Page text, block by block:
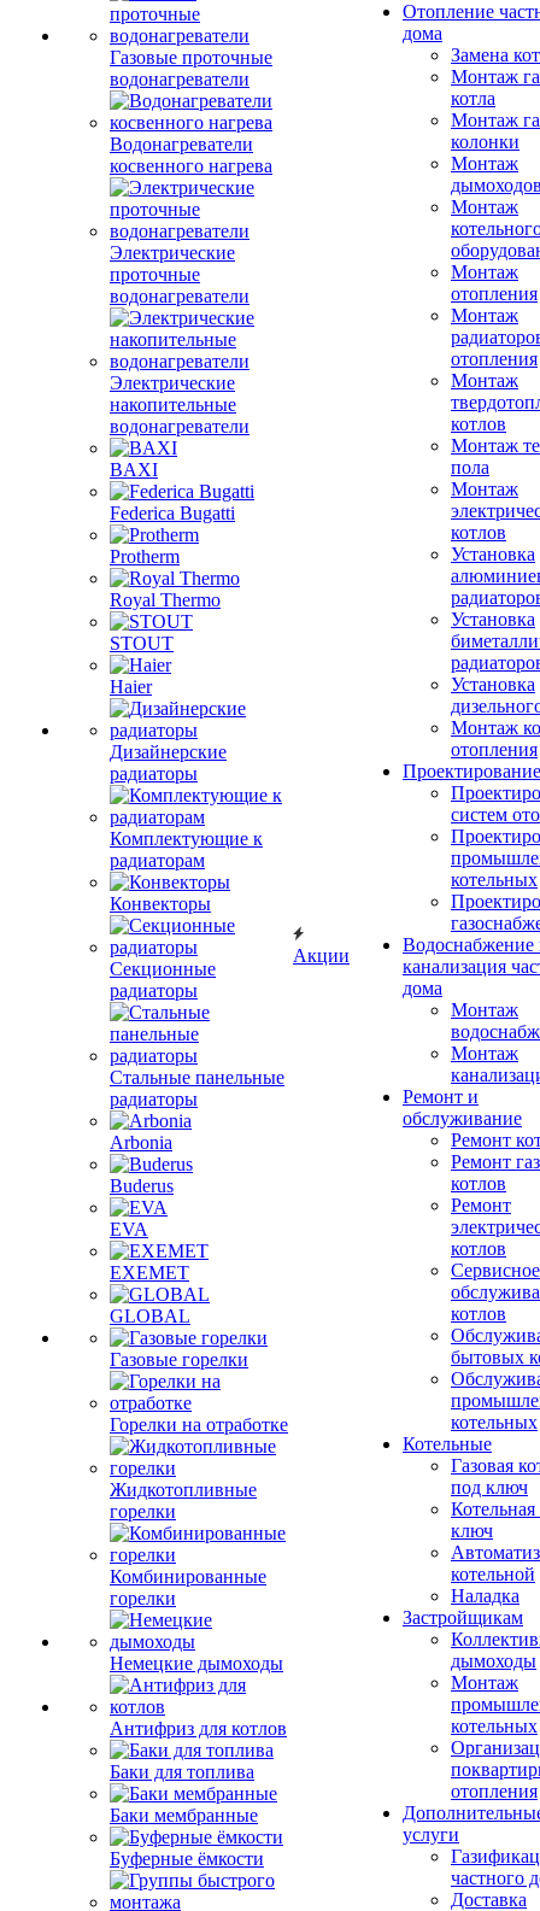
Газовые проточные
водонагреватели
Водонагреватели
косвенного нагрева
Электрические
проточные
водонагреватели
Электрические
накопительные
водонагреватели
BAXI
Federica Bugatti
Protherm
Royal Thermo
STOUT
Haier
Дизайнерские
радиаторы
Комплектующие к
радиаторам
Конвекторы
Секционные
радиаторы
Стальные панельные
радиаторы
Arbonia
Buderus
EVA
EXEMET
GLOBAL
Газовые горелки
Горелки на отработке
Жидкотопливные
горелки
Комбинированные
горелки
Немецкие дымоходы
Антифриз для котлов
Баки для топлива
Баки мембранные
Буферные ёмкости
Акции
Отопление
дома
Замена
Монтаж
котла
Монтаж
колонки
Монтаж
Монтаж
Монтаж
отопления
Монтаж
отопления
Монтаж
котлов
Монтаж
пола
Монтаж
котлов
Установка
Установка
Установка
Монтаж
отопления
Проектирование
систем
котельных
Водоснабжение
канализация
дома
Монтаж
Монтаж
Ремонт и
обслуживание
Ремонт
Ремонт
котлов
Ремонт
котлов
Сервисное
котлов
бытовых
котельных
Котельные
Газовая
под ключ
ключ
котельной
Наладка
Застройщикам
дымоходы
Монтаж
котельных
отопления
услуги
частного
Доставка